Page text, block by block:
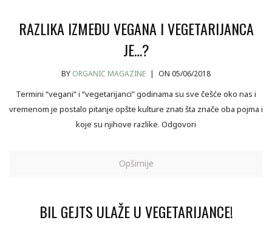
RAZLIKA IZMEĐU VEGANA I VEGETARIJANCA
JE…?
BY ORGANIC MAGAZINE | ON 05/06/2018
Termini “vegani” i “vegetarijanci” godinama su sve češće oko nas i
vremenom je postalo pitanje opšte kulture znati šta znače oba pojma i
koje su njihove razlike. Odgovori
Opširnije
BIL GEJTS ULAŽE U VEGETARIJANCE!